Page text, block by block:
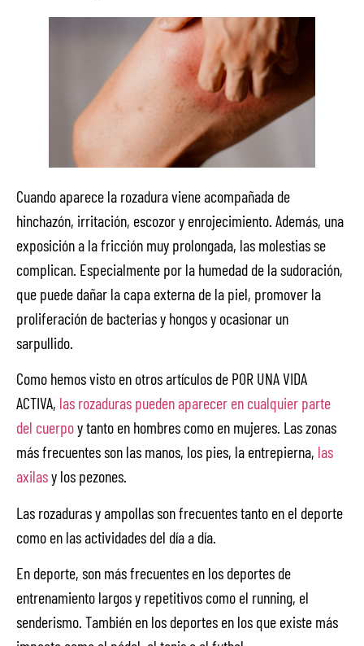
Cuando aparece la rozadura viene acompañada de
hinchazón, irritación, escozor y enrojecimiento. Además, una
exposición a la fricción muy prolongada, las molestias se
complican. Especialmente por la humedad de la sudoración,
que puede dañar la capa externa de la piel, promover la
proliferación de bacterias y hongos y ocasionar un
sarpullido.
Como hemos visto en otros artículos de POR UNA VIDA
ACTIVA, las rozaduras pueden aparecer en cualquier parte
del cuerpoy tanto en hombres como en mujeres. Las zonas
más frecuentes son las manos, los pies, la entrepierna, las
axilasy los pezones.
Las rozaduras y ampollas son frecuentes tanto en el deporte
como en las actividades del día a día.
En deporte, son más frecuentes en los deportes de
entrenamiento largos y repetitivos como el running, el
senderismo. También en los deportes en los que existe más